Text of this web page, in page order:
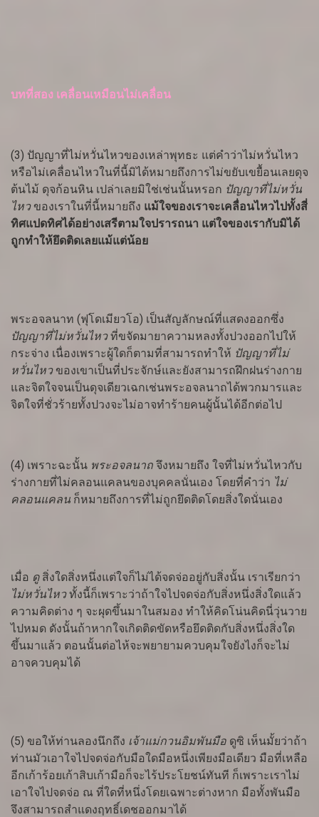
บทที่สอง เคลื่อนเหมือนไม่เคลื่อน
(3) ปัญญาที่ไม่หวั่นไหวของเหล่าพุทธะ แต่คำว่าไม่หวั่นไหว
หรือไม่เคลื่อนไหวในที่นี้มิได้หมายถึงการไม่ขยับเขยื้อนเลยดุจ
ต้นไม้ ดุจก้อนหิน เปล่าเลยมิใช่เช่นนั้นหรอก ปัญญาที่ไม่หวั่น
ไหว ของเราในที่นี้หมายถึง แม้ใจของเราจะเคลื่อนไหวไปทั้งสี่
ทิศแปดทิศได้อย่างเสรีตามใจปรารถนา แต่ใจของเรากับมิได้
ถูกทำให้ยึดติดเลยแม้แต่น้อย
พระอจลนาท (ฟุโดเมียวโอ) เป็นสัญลักษณ์ที่แสดงออกซึ่ง
ปัญญาที่ไม่หวั่นไหวที่ขจัดมายาความหลงทั้งปวงออกไปให้
กระจ่าง เนื่องเพราะผู้ใดก็ตามที่สามารถทำให้ ปัญญาที่ไม่
หวั่นไหว ของเขาเป็นที่ประจักษ์และยังสามารถฝึกฝนร่างกาย
และจิตใจจนเป็นดุจเดียวเฉกเช่นพระอจลนาถได้พวกมารและ
จิตใจที่ชั่วร้ายทั้งปวงจะไม่อาจทำร้ายคนผู้นั้นได้อีกต่อไป
(4) เพราะฉะนั้น พระอจลนาถ จึงหมายถึง ใจที่ไม่หวั่นไหวกับ
ร่างกายที่ไม่คลอนแคลนของบุคคลนั่นเอง โดยที่คำว่า ไม่
คลอนแคลน ก็หมายถึงการที่ไม่ถูกยึดติดโดยสิ่งใดนั่นเอง
เมื่อ ดู สิ่งใดสิ่งหนึ่งแต่ใจก็ไม่ได้จดจ่ออยู่กับสิ่งนั้น เราเรียกว่า
ไม่หวั่นไหวทั้งนี้ก็เพราะว่าถ้าใจไปจดจ่อกับสิ่งหนึ่งสิ่งใดแล้ว
ความคิดต่าง ๆ จะผุดขึ้นมาในสมอง ทำให้คิดโน่นคิดนี่วุ่นวาย
ไปหมด ดังนั้นถ้าหากใจเกิดติดขัดหรือยึดติดกับสิ่งหนึ่งสิ่งใด
ขึ้นมาแล้ว ตอนนั้นต่อไห้จะพยายามควบคุมใจยังไงก็จะไม่
อาจควบคุมได้
(5) ขอให้ท่านลองนึกถึง เจ้าแม่กวนอิมพันมือ ดูซิ เห็นมั้ยว่าถ้า
ท่านมัวเอาใจไปจดจ่อกับมือใดมือหนึ่งเพียงมือเดียว มือที่เหลือ
อีกเก้าร้อยเก้าสิบเก้ามือก็จะไร้ประโยชน์ทันที ก็เพราะเราไม่
เอาใจไปจดจ่อ ณ ที่ใดที่หนึ่งโดยเฉพาะต่างหาก มือทั้งพันมือ
จึงสามารถสำแดงฤทธิ์เดชออกมาได้